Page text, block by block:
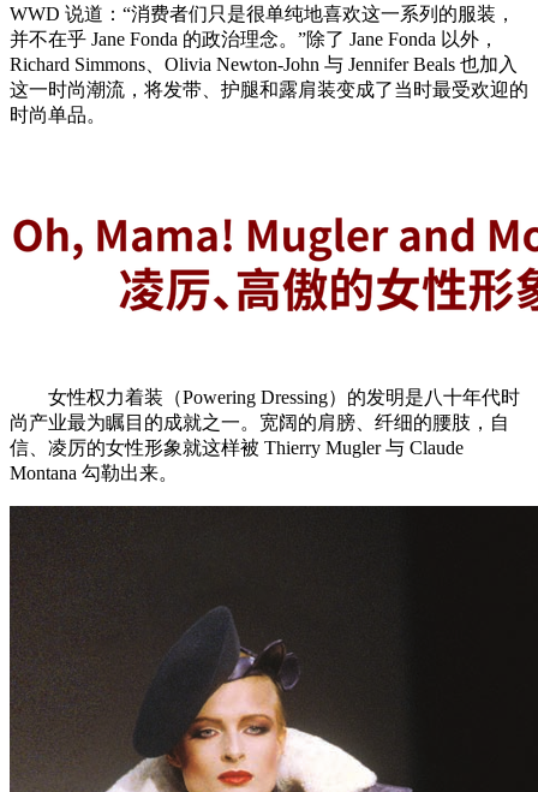
WWD 说道：“消费者们只是很单纯地喜欢这一系列的服装，
并不在乎 Jane Fonda 的政治理念。”除了 Jane Fonda 以外，
Richard Simmons、Olivia Newton-John 与 Jennifer Beals 也加入
这一时尚潮流，将发带、护腿和露肩装变成了当时最受欢迎的
时尚单品。
女性权力着装（Powering Dressing）的发明是八十年代时
尚产业最为瞩目的成就之一。宽阔的肩膀、纤细的腰肢，自
信、凌厉的女性形象就这样被 Thierry Mugler 与 Claude
Montana 勾勒出来。